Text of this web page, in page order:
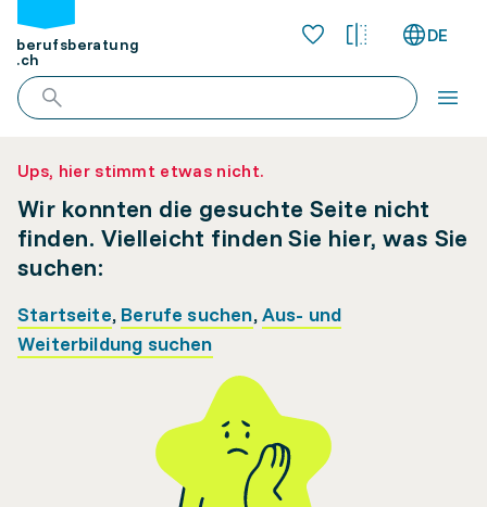
berufsberatung
.ch
DE
Ups, hier stimmt etwas nicht.
Wir konnten die gesuchte Seite nicht
finden. Vielleicht finden Sie hier, was Sie
suchen:
Startseite, Berufe suchen,Aus- und
Weiterbildung suchen